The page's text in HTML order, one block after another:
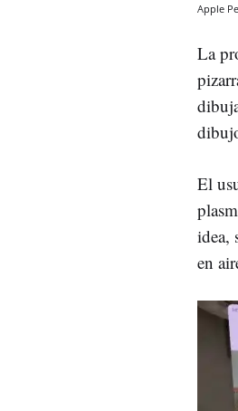
Apple
La
El
idea,
en